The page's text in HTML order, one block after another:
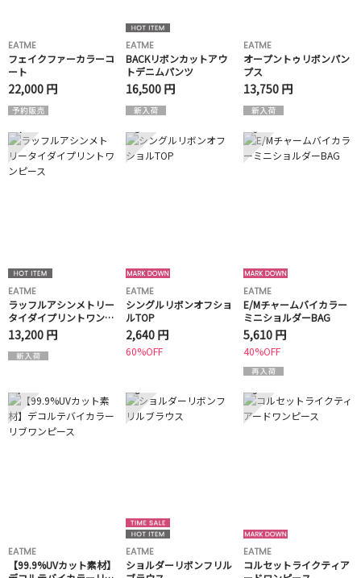
EATME
フェイクファーカラーコ
ート
22,000 円
EATME
BACKリボンカットアウ
トデニムパンツ
16,500 円
EATME
オープントゥリボンパン
プス
13,750 円
4
EATME
ラッフルアシンメトリー
タイダイプリントワンピ
ース
13,200 円
5
EATME
シングルリボンオフショ
ルTOP
2,640 円
60%OFF
6
EATME
E/Mチャームバイカラー
ミニショルダーBAG
5,610 円
40%OFF
7
EATME
【99.9%UVカット素材】
8
EATME
ショルダーリボンフリル
9
EATME
コルセットライクティア